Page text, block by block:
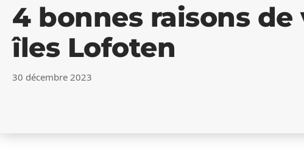
4 bonnes raisons de
îles Lofoten
30 décembre 2023